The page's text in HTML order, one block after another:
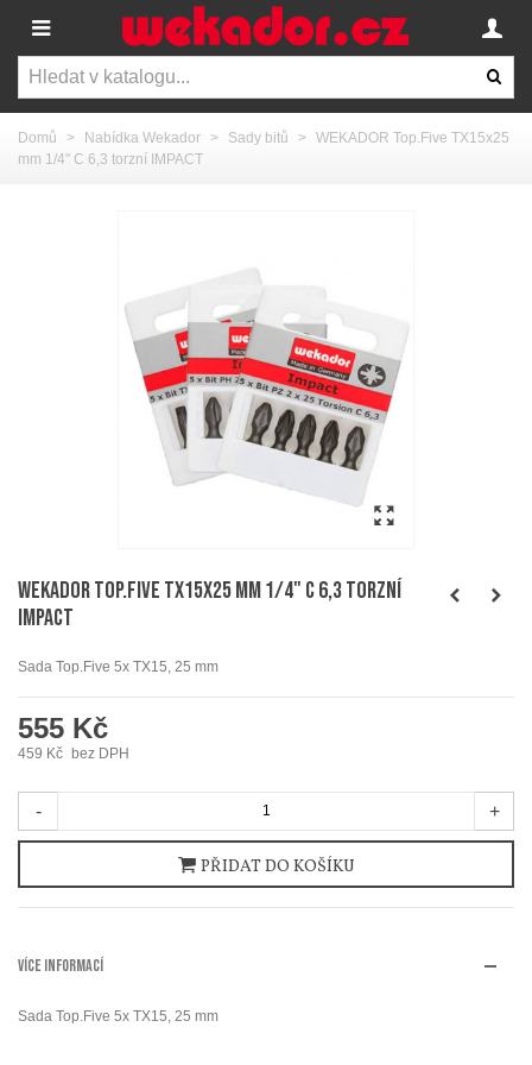
Domů > Nabídka Wekador > Sady bitů > WEKADOR Top.Five TX15x25
mm 1/4" C 6,3 torzní IMPACT
WEKADOR Top.Five TX15x25 mm 1/4" C 6,3 torzní
IMPACT
Sada Top.Five 5x TX15, 25 mm
555 Kč
459 Kč bez DPH
- +
PŘIDAT DO KOŠÍKU
VÍCE INFORMACÍ
Sada Top.Five 5x TX15, 25 mm